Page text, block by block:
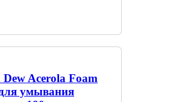
Acerola Foam
умывания